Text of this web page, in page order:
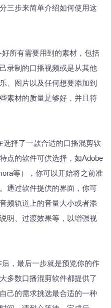
三步来简单介绍如何使用这
所有需要用到的素材，包括
录制的口播视频或是从其他
、图片以及任何想要添加到
素材的质量足够好，并且符
选择了一款合适的口播混剪软
点的软件可供选择，如Adobe
等），你可以开始将之前准
通过软件提供的界面，你可
频轨道上的音量大小或者添
明、过渡效果等，以增强视
后，最后一步就是预览你的作
多数口播混剪软件都提供了
己的需求挑选最合适的一种